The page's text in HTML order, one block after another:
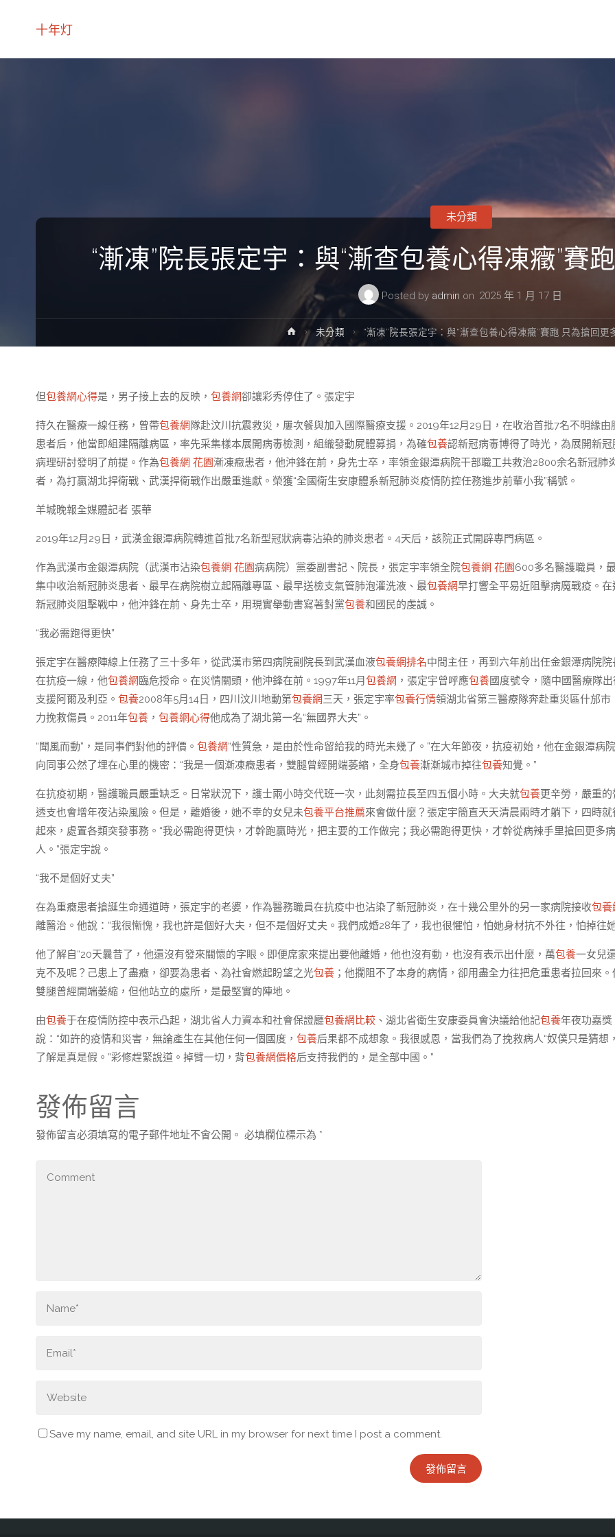
十年灯
“漸凍”院長張定宇：與“漸查包養心得凍癥”賽
Posted by admin on 2025 年 1 月 17 日
未分類
Home未分類 “漸凍”院長張定宇：與“漸查包養心得凍癥”賽跑 只為搶回更
但包養網心得是，男子接上去的反映， 包養網卻讓彩秀停住了。張定宇
持久在醫療一線任務，曾帶包養網 隊赴汶川抗震救災，屢次餐與加入國際醫療支援。2019年12月29日，在收治首批7名不明緣由
患者后，他當即組建隔離病區，率先采集樣本展開病毒檢測，組織發動屍體募捐，為確包養認新冠病毒博得了時光，為展開新冠
病理研討發明了前提。作為包養網 花園漸凍癥患者，他沖鋒在前，身先士卒，率領金銀潭病院干部職工共救治2800余名新冠肺
者，為打贏湖北捍衛戰、武漢捍衛戰作出嚴重進獻。榮獲“全國衛生安康體系新冠肺炎疫情防控任務進步前輩小我”稱號。
羊城晚報全媒體記者 張華
2019年12月29日，武漢金銀潭病院轉進首批7名新型冠狀病毒沾染的肺炎患者。4天后，該院正式開辟專門病區。
作為武漢市金銀潭病院（武漢市沾染包養網 花園病病院）黨委副書記、院長，張定宇率領全院包養網 花園600多名醫護職員，
集中收治新冠肺炎患者、最早在病院樹立起隔離專區、最早送檢支氣管肺泡灌洗液、最包養網早打響全平易近阻擊病魔戰疫。在
新冠肺炎阻擊戰中，他沖鋒在前、身先士卒，用現實舉動書寫著對黨包養和國民的虔誠。
“我必需跑得更快”
張定宇在醫療陣線上任務了三十多年，從武漢市第四病院副院長到武漢血液包養網排名中間主任，再到六年前出任金銀潭病院院
在抗疫一線，他包養網 臨危授命。在災情關頭，他沖鋒在前。1997年11月 包養網 ，張定宇曾呼應包養國度號令，隨中國醫療隊出
支援阿爾及利亞。 包養2008年5月14日，四川汶川地動第包養網三天，張定宇率包養行情領湖北省第三醫療隊奔赴重災區什邡市
力挽救傷員。2011年包養 ， 包養網心得他成為了湖北第一名“無國界大夫”。
“聞風而動”，是同事們對他的評價。 包養網“性質急，是由於性命留給我的時光未幾了。”在大年節夜，抗疫初始，他在金銀潭病
向同事公然了埋在心里的機密：“我是一個漸凍癥患者，雙腿曾經開端萎縮，全身包養漸漸城市掉往包養知覺。”
在抗疫初期，醫護職員嚴重缺乏。日常狀況下，護士兩小時交代班一次，此刻需拉長至四五個小時。大夫就包養更辛勞，嚴重的
透支也會增年夜沾染風險。但是，離婚後，她不幸的女兒未包養平台推薦來會做什麼？張定宇簡直天天清晨兩時才躺下，四時就
起來，處置各類突發事務。“我必需跑得更快，才幹跑贏時光，把主要的工作做完；我必需跑得更快，才幹從病辣手里搶回更多病
人。”張定宇說。
“我不是個好丈夫”
在為重癥患者搶誕生命通道時，張定宇的老婆，作為醫務職員在抗疫中也沾染了新冠肺炎，在十幾公里外的另一家病院接收包養
離醫治。他說：“我很慚愧，我也許是個好大夫，但不是個好丈夫。我們成婚28年了，我也很懼怕，怕她身材抗不外往，怕掉往
他了解自“20天曩昔了，他還沒有發來關懷的字眼。即便席家來提出要他離婚，他也沒有動，也沒有表示出什麼，萬包養一女兒
克不及呢？己患上了盡癥，卻要為患者、為社會燃起盼望之光包養 ；他攔阻不了本身的病情，卻用盡全力往把危重患者拉回來。
雙腿曾經開端萎縮，但他站立的處所，是最堅實的陣地。
由包養于在疫情防控中表示凸起，湖北省人力資本和社會保證廳包養網比較 、湖北省衛生安康委員會決議給他記包養年夜功嘉獎
說：“如許的疫情和災害，無論產生在其他任何一個國度， 包養后果都不成想象。我很感恩，當我們為了挽救病人“奴僕只是猜想
了解是真是假。”彩修趕緊說道。掉臂一切，背包養網價格后支持我們的，是全部中國。”
發佈留言
發佈留言必須填寫的電子郵件地址不會公開。 必填欄位標示為 *
Save my name, email, and site URL in my browser for next time I post a comment.